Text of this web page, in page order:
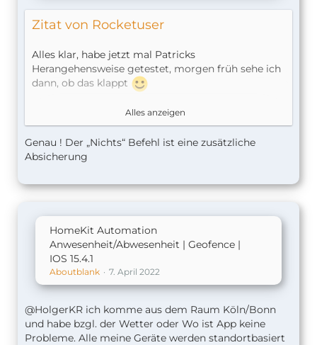
Zitat von Rocketuser
Alles klar, habe jetzt mal Patricks
Herangehensweise getestet, morgen früh sehe ich
dann, ob das klappt
Am Ende der ganzen „wenn“ dann hinter „sonst“
ein „nichts“, richtig?
Viele Grüße
Alles anzeigen
Genau ! Der „Nichts“ Befehl ist eine zusätzliche
Absicherung
HomeKit Automation
Anwesenheit/Abwesenheit | Geofence |
IOS 15.4.1
Aboutblank 7. April 2022
@HolgerKR ich komme aus dem Raum Köln/Bonn
und habe bzgl. der Wetter oder Wo ist App keine
Probleme. Alle meine Geräte werden standortbasiert